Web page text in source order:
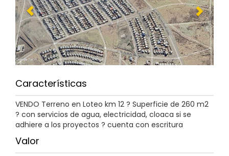
Características
VENDO Terreno en Loteo km 12 ? Superficie de 260 m2
? con servicios de agua, electricidad, cloaca si se
adhiere a los proyectos ? cuenta con escritura
Valor